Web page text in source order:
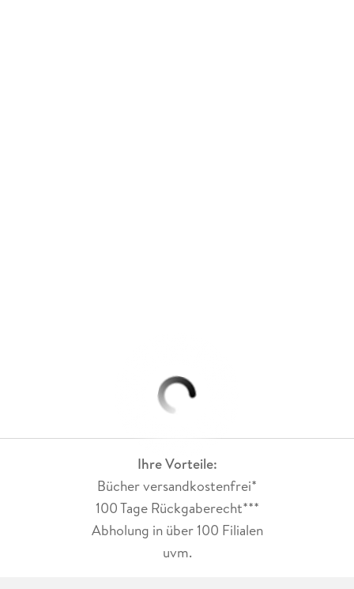
Ihre Vorteile:
Bücher versandkostenfrei*
100 Tage Rückgaberecht***
Abholung in über 100 Filialen
uvm.